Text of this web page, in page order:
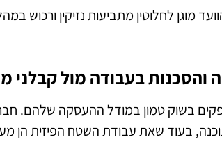
מוגן לחלוטין מתביעות נזיקין
והסכנות בעבודה מול קבלני
בשוק טמון במודל ההעסקה שלהם.
תוכנה, בעוד שאת עבודת השטח הפיזית הן